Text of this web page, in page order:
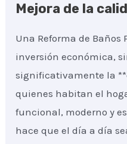
Mejora de la
Una Reforma de Baños
inversión económica,
significativamente la
quienes habitan el
funcional, moderno y
hace que el día a día